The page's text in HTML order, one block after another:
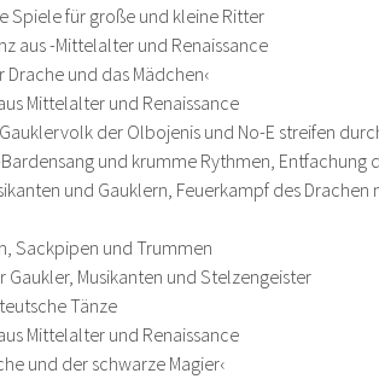
Spiele für große und kleine Ritter
aus -Mittelalter und Renaissance
Drache und das Mädchen‹
Mittelalter und Renaissance
der Olbojenis und No-E streifen
und krumme Rythmen, Entfachung
und Gauklern, Feuerkampf des
Sackpipen und Trummen
Gaukler, Musikanten und Stelzengeister
Tänze
Mittelalter und Renaissance
und der schwarze Magier‹